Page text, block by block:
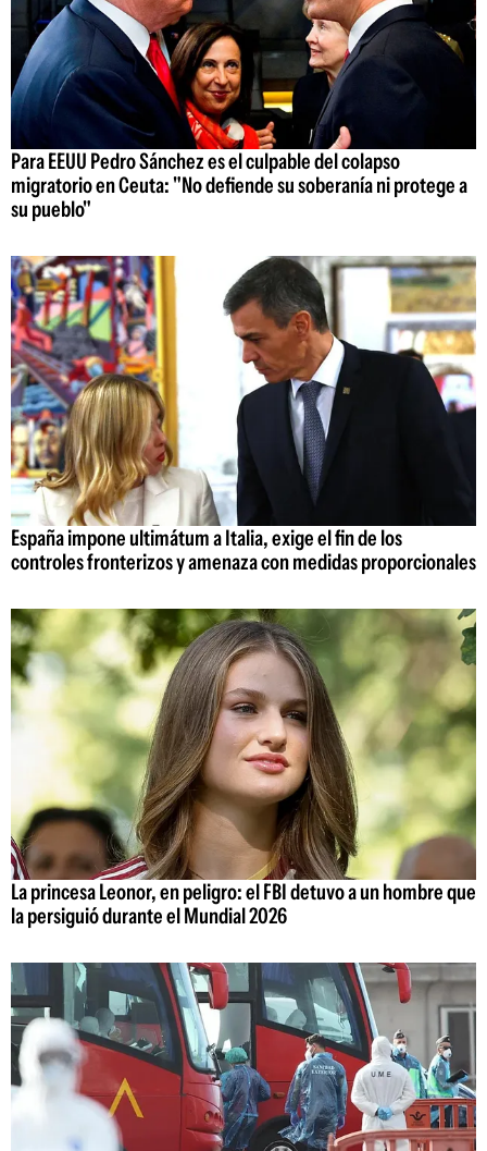
Para EEUU Pedro Sánchez es el culpable del colapso
migratorio en Ceuta: "No defiende su soberanía ni protege a
su pueblo"
España impone ultimátum a Italia, exige el fin de los
controles fronterizos y amenaza con medidas proporcionales
La princesa Leonor, en peligro: el FBI detuvo a un hombre que
la persiguió durante el Mundial 2026